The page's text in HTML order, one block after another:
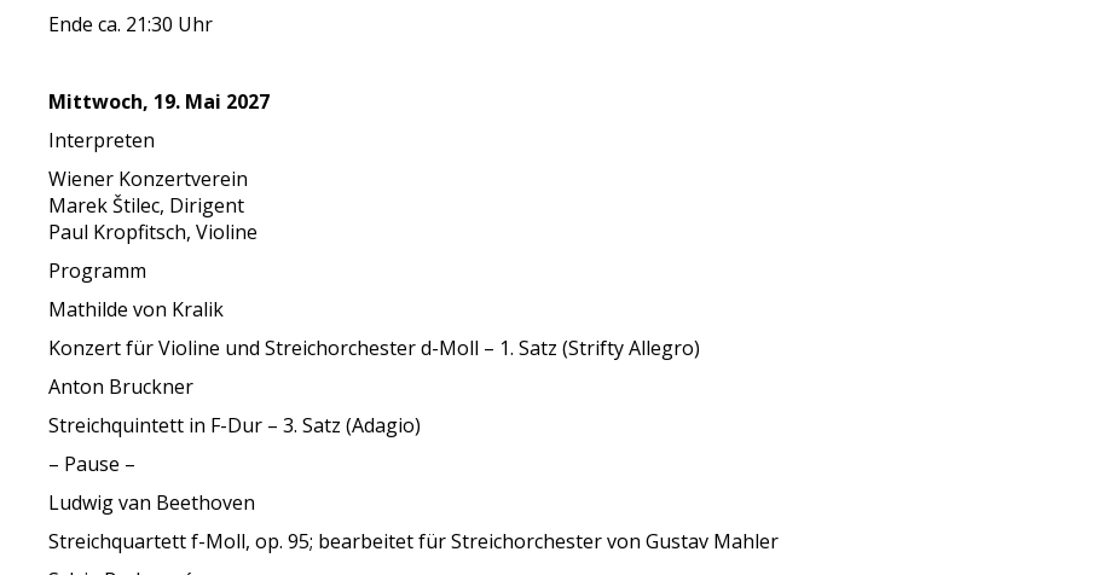
Ende ca. 21:30 Uhr
Mittwoch, 19. Mai 2027
Interpreten
Wiener Konzertverein
Marek Štilec, Dirigent
Paul Kropfitsch, Violine
Programm
Mathilde von Kralik
Konzert für Violine und Streichorchester d-Moll – 1. Satz (Strifty Allegro)
Anton Bruckner
Streichquintett in F-Dur – 3. Satz (Adagio)
– Pause –
Ludwig van Beethoven
Streichquartett f-Moll, op. 95; bearbeitet für Streichorchester von Gustav Mahler